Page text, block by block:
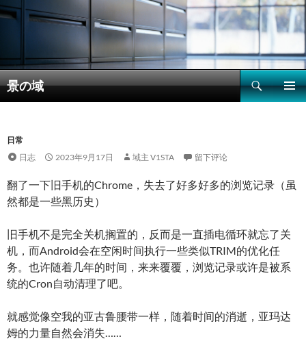
景の域
搜
索
文
日常
日志
2023年9月17日 域主 V1STA 留下评论
翻了一下旧手机的Chrome，失去了好多好多的浏览记录（虽
然都是一些黑历史）
旧手机不是完全关机搁置的，反而是一直插电循环就忘了关
机，而Android会在空闲时间执行一些类似TRIM的优化任
务。也许随着几年的时间，来来覆覆，浏览记录或许是被系
统的Cron自动清理了吧。
就感觉像空我的亚古鲁腰带一样，随着时间的消逝，亚玛达
姆的力量自然会消失……